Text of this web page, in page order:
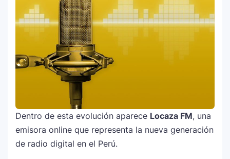
Dentro de esta evolución aparece Locaza FM, una
emisora online que representa la nueva generación
de radio digital en el Perú.